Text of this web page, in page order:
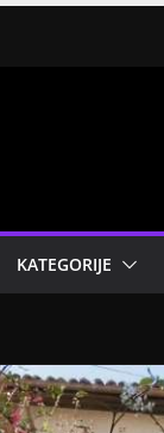
KATEGORIJE